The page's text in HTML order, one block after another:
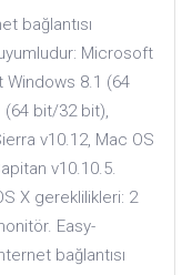
bağlantısı
Microsoft
8.1 (64
bit/32 bit),
v10.12, Mac OS
v10.10.5.
X gereklilikleri: 2
Easy-
bağlantısı